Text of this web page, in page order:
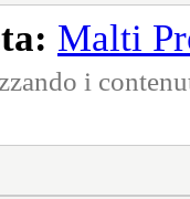
Malti
i